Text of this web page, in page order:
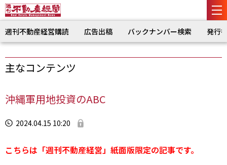
週刊不動産経営購読 広告出稿 バックナンバー検索 発行
主なコンテンツ
沖縄軍用地投資のABC
2024.04.15 10:20
こちらは「週刊不動産経営」紙面版限定の記事です。